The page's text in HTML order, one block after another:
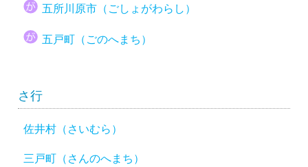
五所川原市（ごしょがわらし）
五戸町（ごのへまち）
さ行
佐井村（さいむら）
三戸町（さんのへまち）